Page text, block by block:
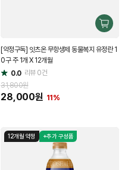
구
하
[약정구독] 잇츠온 무항생제 동물복지 유정란 1
0구 주 1개 X 12개월
별
점
0.0 리뷰0건
31,800원
28,000원 11%
12개월 약정 +추가 구성품